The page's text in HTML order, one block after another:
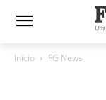
Início FG News